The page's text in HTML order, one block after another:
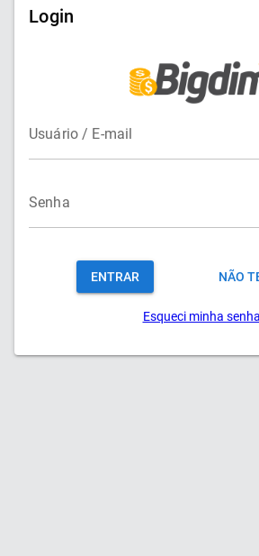
Login
Usuário / E-mail
Senha
ENTRAR NÃO
Esqueci minha senha